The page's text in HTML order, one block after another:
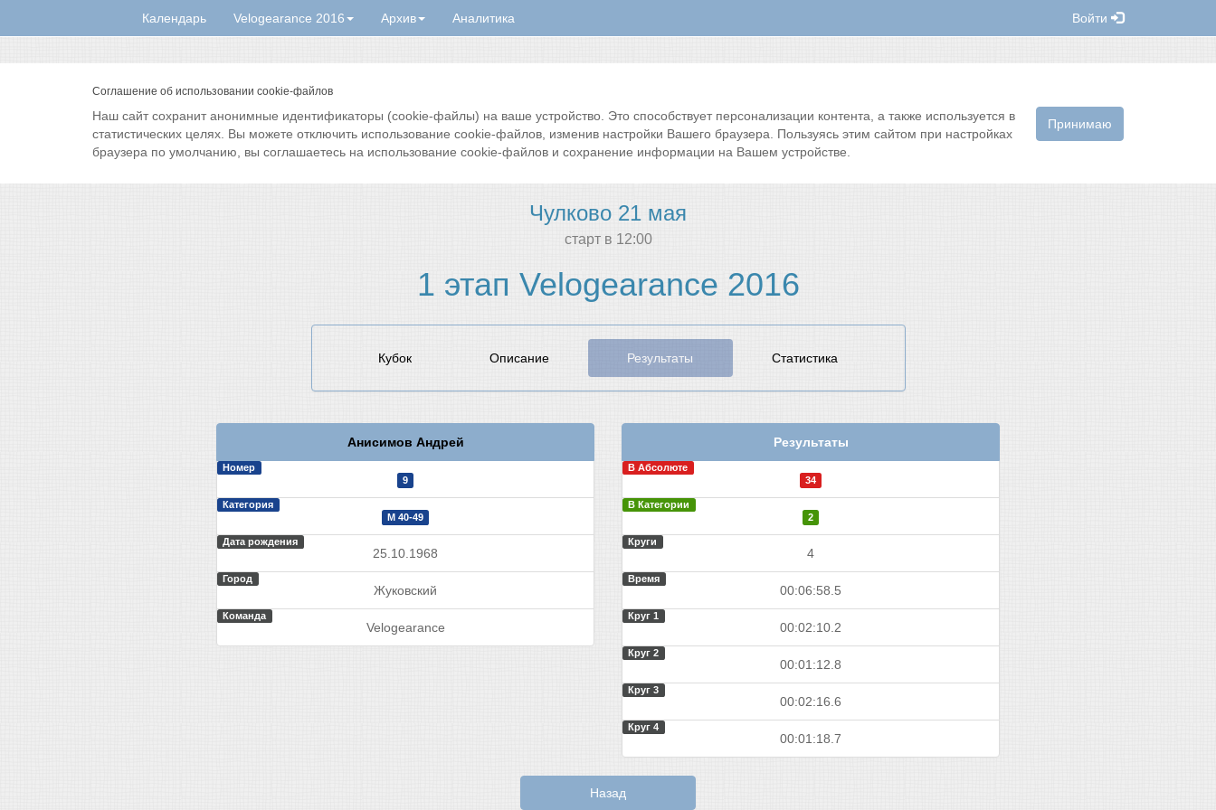
Календарь Velogearance 2016 Архив Аналитика Войти
Соглашение об использовании cookie-файлов
Принимаю
Наш сайт сохранит анонимные идентификаторы (cookie-файлы) на ваше устройство. Это способствует персонализации контента, а также используется в
статистических целях. Вы можете отключить использование cookie-файлов, изменив настройки Вашего браузера. Пользуясь этим сайтом при настройках
браузера по умолчанию, вы соглашаетесь на использование cookie-файлов и сохранение информации на Вашем устройстве.
Чулково 21 мая
cтарт в 12:00
1 этап Velogearance 2016
Кубок Описание Результаты Статистика
Анисимов Андрей
Номер
9
Категория
М 40-49
Дата рождения
25.10.1968
Город
Жуковский
Команда
Velogearance
Результаты
В Абсолюте
34
В Категории
2
Круги
4
Время
00:06:58.5
Круг 1
00:02:10.2
Круг 2
00:01:12.8
Круг 3
00:02:16.6
Круг 4
00:01:18.7
Назад